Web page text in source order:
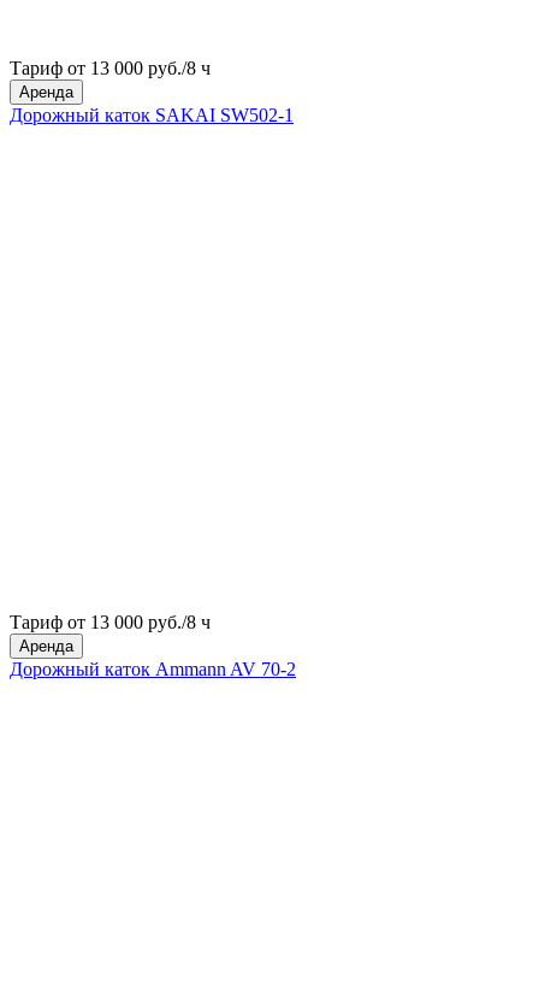
Тариф от 13 000 руб./8 ч
Аренда
Дорожный каток SAKAI SW502-1
Тариф от 13 000 руб./8 ч
Аренда
Дорожный каток Ammann AV 70-2